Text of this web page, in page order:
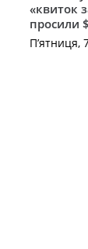
«квиток
просили
П’ятниця,